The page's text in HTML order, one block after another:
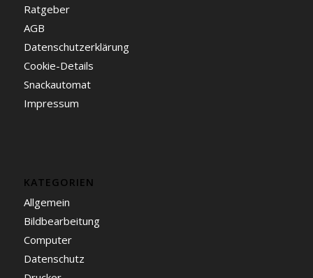
Ratgeber
AGB
Datenschutzerklärung
Cookie-Details
Snackautomat
Impressum
KATEGORIEN
Allgemein
Bildbearbeitung
Computer
Datenschutz